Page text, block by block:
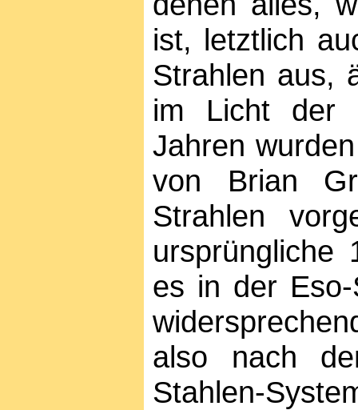
ist, letztlich
Strahlen aus,
im Licht der
Jahren
von Brian
Strahlen
ursprüngliche
es in der
also nach
Stahlen-